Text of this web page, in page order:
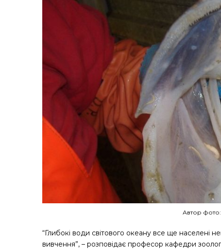
Автор фото:
“Глибокі води світового океану все ще населені
вивчення”, – розповідає професор кафедри